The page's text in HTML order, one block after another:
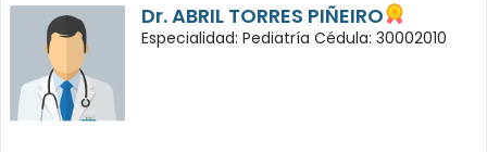
Dr. ABRIL TORRES PIÑEIRO
Especialidad: Pediatría Cédula: 30002010